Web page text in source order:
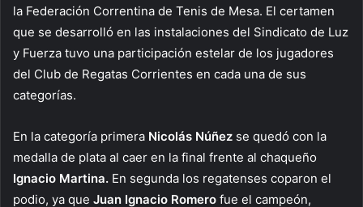
la Federación Correntina de Tenis de Mesa. El certamen
que se desarrolló en las instalaciones del Sindicato de Luz
y Fuerza tuvo una participación estelar de los jugadores
del Club de Regatas Corrientes en cada una de sus
categorías.
En la categoría primera Nicolás Núñez se quedó con la
medalla de plata al caer en la final frente al chaqueño
Ignacio Martina. En segunda los regatenses coparon el
podio, ya que Juan Ignacio Romero fue el campeón,